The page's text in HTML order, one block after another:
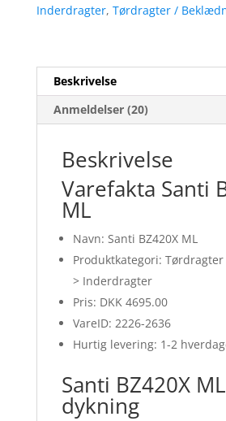
Inderdragter, Tørdragter /
Beskrivelse
Anmeldelser (20)
Beskrivelse
Varefakta Santi
ML
Navn: Santi BZ420X ML
Produktkategori:
> Inderdragter
Pris: DKK 4695.00
VareID: 2226-2636
Hurtig levering: 1-2
Santi BZ420X
dykning